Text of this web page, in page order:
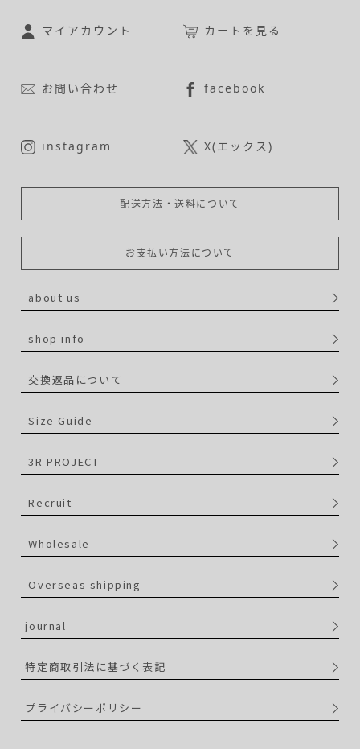
マイアカウント カートを見る
お問い合わせ facebook
instagram X(エックス)
配送方法・送料について
お支払い方法について
about us
shop info
交換返品について
Size Guide
3R PROJECT
Recruit
Wholesale
Overseas shipping
journal
特定商取引法に基づく表記
プライバシーポリシー